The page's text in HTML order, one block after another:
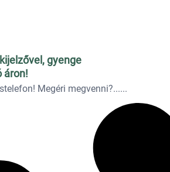
gyenge
áron!
Megéri megvenni?...